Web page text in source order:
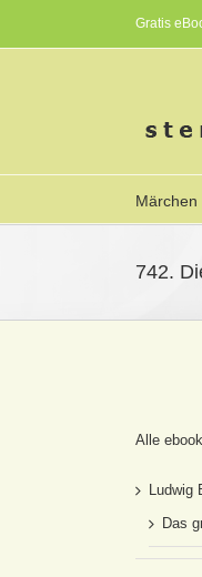
Gratis
Märchen
742.
Alle
Ludwig
Das